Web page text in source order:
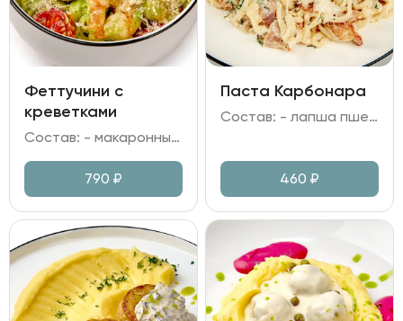
Феттучини с
креветками
Состав: - макаронные изделия Феттучини; - креветка тигровая; - томаты черри, шпинат; - сливки, вино белое; - сыр Пармезан, чеснок.
790 ₽
Паста Карбонара
Состав: - лапша пшеничная; - бекон; - сыр Пармезан; - сливки; яичный желток; - лук репчатый; чеснок; зелень.
460 ₽